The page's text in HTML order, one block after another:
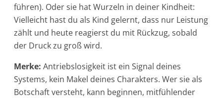
führen). Oder sie hat Wurzeln in deiner Kindheit:
Vielleicht hast du als Kind gelernt, dass nur Leistung
zählt und heute reagierst du mit Rückzug, sobald
der Druck zu groß wird.
Merke: Antriebslosigkeit ist ein Signal deines
Systems, kein Makel deines Charakters. Wer sie als
Botschaft versteht, kann beginnen, mitfühlender